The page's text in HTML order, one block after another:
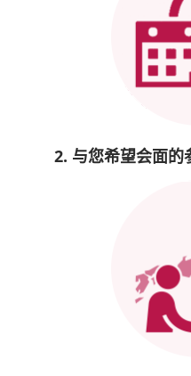
2. 与您希望会面的